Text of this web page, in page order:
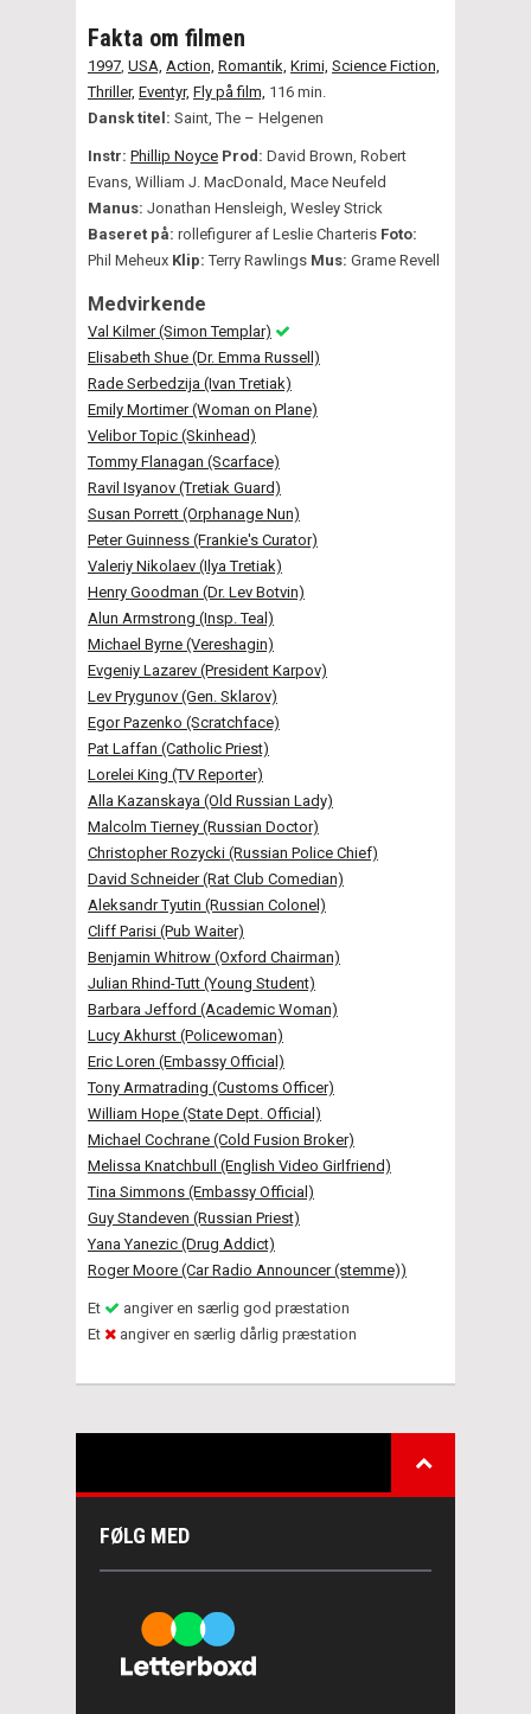
Fakta om filmen
1997 USA, Action, Romantik, Krimi, Science Fiction,
Thriller, Eventyr, Fly på film, 116 min.
Dansk titel: Saint, The – Helgenen
Instr: Phillip Noyce Prod: David Brown, Robert
Evans, William J. MacDonald, Mace Neufeld
Manus: Jonathan Hensleigh, Wesley Strick
Baseret på: rollefigurer af Leslie Charteris Foto:
Phil Meheux Klip: Terry Rawlings Mus: Grame Revell
Medvirkende
Val Kilmer (Simon Templar)
Elisabeth Shue (Dr. Emma Russell)
Rade Serbedzija (Ivan Tretiak)
Emily Mortimer (Woman on Plane)
Velibor Topic (Skinhead)
Tommy Flanagan (Scarface)
Ravil Isyanov (Tretiak Guard)
Susan Porrett (Orphanage Nun)
Peter Guinness (Frankie's Curator)
Valeriy Nikolaev (Ilya Tretiak)
Henry Goodman (Dr. Lev Botvin)
Alun Armstrong (Insp. Teal)
Michael Byrne (Vereshagin)
Evgeniy Lazarev (President Karpov)
Lev Prygunov (Gen. Sklarov)
Egor Pazenko (Scratchface)
Pat Laffan (Catholic Priest)
Lorelei King (TV Reporter)
Alla Kazanskaya (Old Russian Lady)
Malcolm Tierney (Russian Doctor)
Christopher Rozycki (Russian Police Chief)
David Schneider (Rat Club Comedian)
Aleksandr Tyutin (Russian Colonel)
Cliff Parisi (Pub Waiter)
Benjamin Whitrow (Oxford Chairman)
Julian Rhind-Tutt (Young Student)
Barbara Jefford (Academic Woman)
Lucy Akhurst (Policewoman)
Eric Loren (Embassy Official)
Tony Armatrading (Customs Officer)
William Hope (State Dept. Official)
Michael Cochrane (Cold Fusion Broker)
Melissa Knatchbull (English Video Girlfriend)
Tina Simmons (Embassy Official)
Guy Standeven (Russian Priest)
Yana Yanezic (Drug Addict)
Roger Moore (Car Radio Announcer (stemme))
Et
angiver en særlig god præstation
Et
angiver en særlig dårlig præstation
FØLG MED